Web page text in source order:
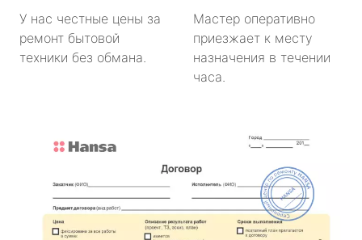
У нас честные цены за
ремонт бытовой
техники без обмана.
Мастер оперативно
приезжает к месту
назначения в течении
часа.